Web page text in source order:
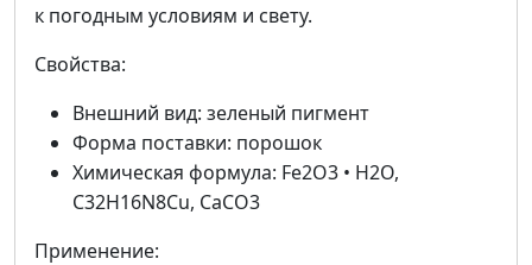
к погодным условиям и свету.
Свойства:
Внешний вид: зеленый пигмент
Форма поставки: порошок
Химическая формула: Fe2O3 • H2O,
C32H16N8Cu, CaCO3
Применение: